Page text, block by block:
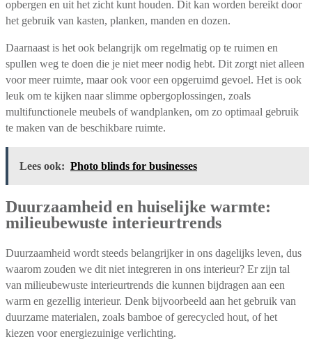
opbergen en uit het zicht kunt houden. Dit kan worden bereikt door
het gebruik van kasten, planken, manden en dozen.
Daarnaast is het ook belangrijk om regelmatig op te ruimen en
spullen weg te doen die je niet meer nodig hebt. Dit zorgt niet alleen
voor meer ruimte, maar ook voor een opgeruimd gevoel. Het is ook
leuk om te kijken naar slimme opbergoplossingen, zoals
multifunctionele meubels of wandplanken, om zo optimaal gebruik
te maken van de beschikbare ruimte.
Lees ook: Photo blinds for businesses
Duurzaamheid en huiselijke warmte:
milieubewuste interieurtrends
Duurzaamheid wordt steeds belangrijker in ons dagelijks leven, dus
waarom zouden we dit niet integreren in ons interieur? Er zijn tal
van milieubewuste interieurtrends die kunnen bijdragen aan een
warm en gezellig interieur. Denk bijvoorbeeld aan het gebruik van
duurzame materialen, zoals bamboe of gerecycled hout, of het
kiezen voor energiezuinige verlichting.